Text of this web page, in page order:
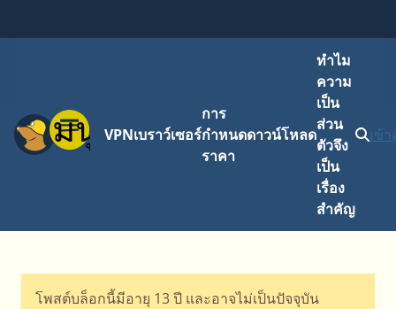
เมนู VPNเบราว์เซอร์
การ
กำหนด
ราคา
ดาวน์โหลด
ทำไม
ความ
เป็น
ส่วน
ตัวจึง
เป็น
เรื่อง
สำคัญ
เข้
โพสต์บล็อกนี้มีอายุ 13 ปี และอาจไม่เป็นปัจจุบัน